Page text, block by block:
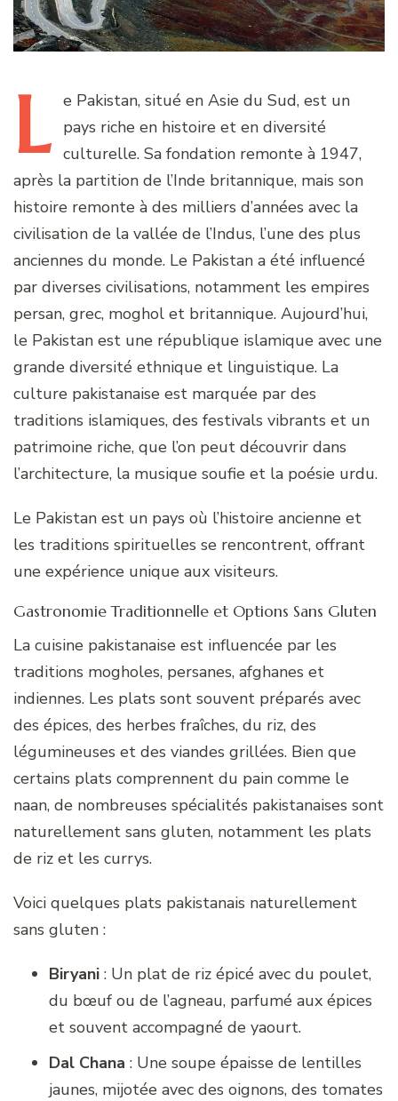
L e Pakistan, situé en Asie du Sud, est un
pays riche en histoire et en diversité
culturelle. Sa fondation remonte à 1947,
après la partition de l’Inde britannique, mais son
histoire remonte à des milliers d’années avec la
civilisation de la vallée de l’Indus, l’une des plus
anciennes du monde. Le Pakistan a été influencé
par diverses civilisations, notamment les empires
persan, grec, moghol et britannique. Aujourd’hui,
le Pakistan est une république islamique avec une
grande diversité ethnique et linguistique. La
culture pakistanaise est marquée par des
traditions islamiques, des festivals vibrants et un
patrimoine riche, que l’on peut découvrir dans
l’architecture, la musique soufie et la poésie urdu.
Le Pakistan est un pays où l’histoire ancienne et
les traditions spirituelles se rencontrent, offrant
une expérience unique aux visiteurs.
Gastronomie Traditionnelle et Options Sans Gluten
La cuisine pakistanaise est influencée par les
traditions mogholes, persanes, afghanes et
indiennes. Les plats sont souvent préparés avec
des épices, des herbes fraîches, du riz, des
légumineuses et des viandes grillées. Bien que
certains plats comprennent du pain comme le
naan, de nombreuses spécialités pakistanaises sont
naturellement sans gluten, notamment les plats
de riz et les currys.
Voici quelques plats pakistanais naturellement
sans gluten :
Biryani : Un plat de riz épicé avec du poulet,
du bœuf ou de l’agneau, parfumé aux épices
et souvent accompagné de yaourt.
Dal Chana : Une soupe épaisse de lentilles
jaunes, mijotée avec des oignons, des tomates